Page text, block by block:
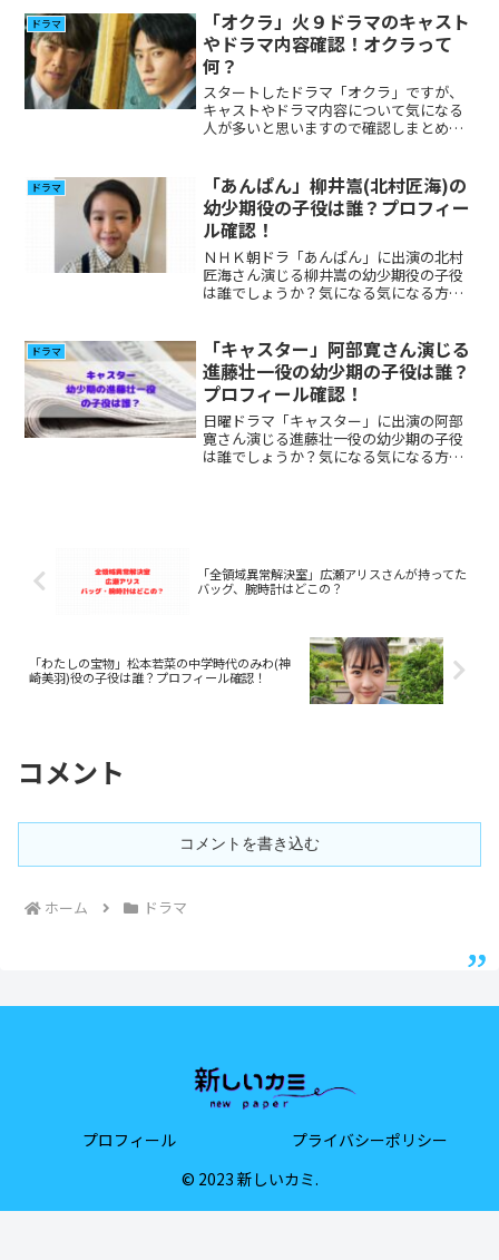
ついて調べてみました。
ドラマ
「オクラ」火９ドラマのキャスト
やドラマ内容確認！オクラって
何？
スタートしたドラマ「オクラ」ですが、
キャストやドラマ内容について気になる
人が多いと思いますので確認しまとめて
ドラマ
「あんぱん」柳井嵩(北村匠海)の
幼少期役の子役は誰？プロフィー
ル確認！
ＮＨＫ朝ドラ「あんぱん」に出演の北村
匠海さん演じる柳井嵩の幼少期役の子役
は誰でしょうか？気になる気になる方が
ドラマ
「キャスター」阿部寛さん演じる
進藤壮一役の幼少期の子役は誰？
プロフィール確認！
日曜ドラマ「キャスター」に出演の阿部
寛さん演じる進藤壮一役の幼少期の子役
は誰でしょうか？気になる気になる方が
「全領域異常解決室」広瀬アリスさんが持ってた
バッグ、腕時計はどこの？
「わたしの宝物」松本若菜の中学時代のみわ(神
崎美羽)役の子役は誰？プロフィール確認！
コメント
コメントを書き込む
ホーム ドラマ
プロフィール
プライバシーポリシー
© 2023 新しいカミ.